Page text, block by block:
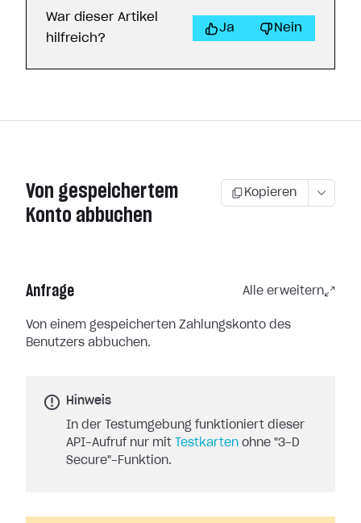
War dieser Artikel
hilfreich?
Ja Nein
Von gespeichertem
Konto abbuchen
Kopieren
Anfrage Alle erweitern
Von einem gespeicherten Zahlungskonto des
Benutzers abbuchen.
Hinweis
In der Testumgebung funktioniert dieser
API-Aufruf nur mit
Testkarten ohne "3-D
Secure"-Funktion.